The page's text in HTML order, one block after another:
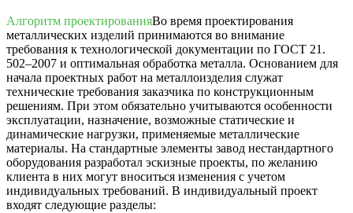
Алгоритм проектированияВо время проектирования
металлических изделий принимаются во внимание
требования к технологической документации по ГОСТ 21.
502–2007 и оптимальная обработка металла. Основанием для
начала проектных работ на металлоизделия служат
технические требования заказчика по конструкционным
решениям. При этом обязательно учитываются особенности
эксплуатации, назначение, возможные статические и
динамические нагрузки, применяемые металлические
материалы. На стандартные элементы завод нестандартного
оборудования разработал эскизные проекты, по желанию
клиента в них могут вноситься изменения с учетом
индивидуальных требований. В индивидуальный проект
входят следующие разделы: